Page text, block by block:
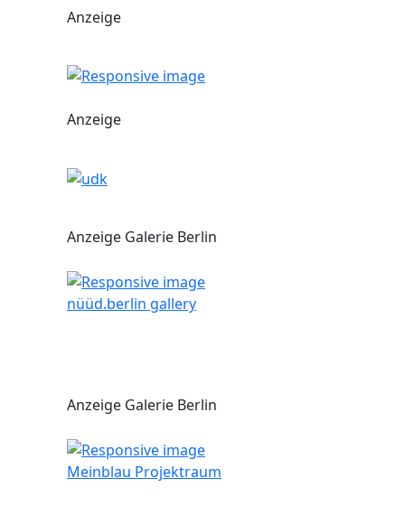
Anzeige
Anzeige
Anzeige Galerie Berlin
nüüd.berlin gallery
Anzeige Galerie Berlin
Meinblau Projektraum